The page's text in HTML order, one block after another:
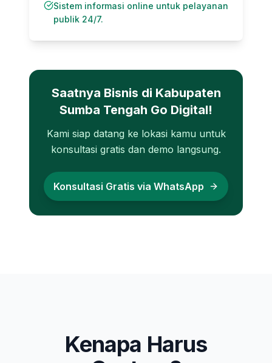
Sistem informasi online untuk pelayanan
publik 24/7.
Saatnya Bisnis di Kabupaten
Sumba Tengah Go Digital!
Kami siap datang ke lokasi kamu untuk
konsultasi gratis dan demo langsung.
Konsultasi Gratis via WhatsApp
Kenapa Harus